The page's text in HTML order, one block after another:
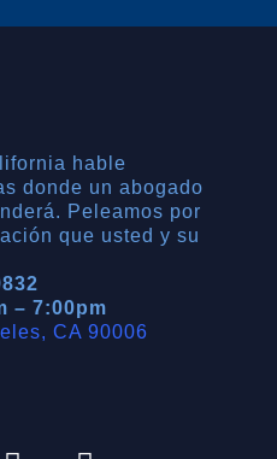
hable
donde un abogado
Peleamos por
que usted y su
– 7:00pm
CA 90006